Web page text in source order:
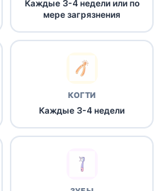
Каждые 3-4 недели или по
мере загрязнения
КОГТИ
Каждые 3-4 недели